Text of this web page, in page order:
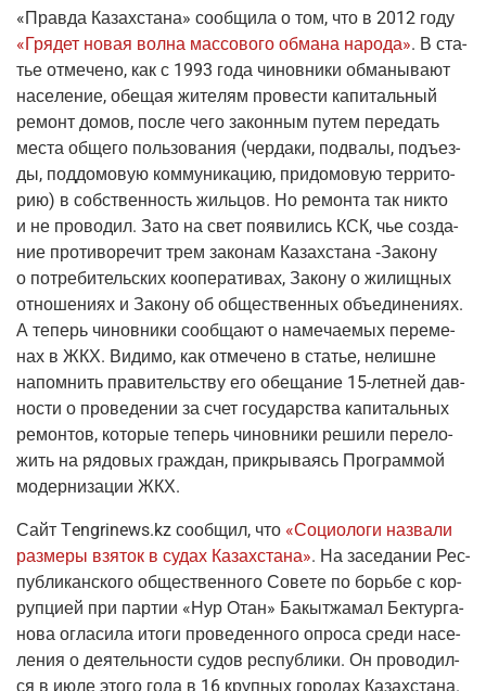
«Прав­да Казах­ста­на» сооб­щи­ла о том, что в 2012 году
«Гря­дет новая вол­на мас­со­во­го обма­на наро­да». В ста­
тье отме­че­но, как с 1993 года чинов­ни­ки обма­ны­ва­ют
насе­ле­ние, обе­щая жите­лям про­ве­сти капи­таль­ный
ремонт домов, после чего закон­ным путем пере­дать
места обще­го поль­зо­ва­ния (чер­да­ки, под­ва­лы, подъ­ез­
ды, под­до­мо­вую ком­му­ни­ка­цию, при­до­мо­вую тер­ри­то­
рию) в соб­ствен­ность жиль­цов. Но ремон­та так никто
и не про­во­дил. Зато на свет появи­лись КСК, чье созда­
ние про­ти­во­ре­чит трем зако­нам Казах­ста­на ‑Зако­ну
о потре­би­тель­ских коопе­ра­ти­вах, Зако­ну о жилищ­ных
отно­ше­ни­ях и Зако­ну об обще­ствен­ных объ­еди­не­ни­ях.
А теперь чинов­ни­ки сооб­ща­ют о наме­ча­е­мых пере­ме­
нах в ЖКХ. Види­мо, как отме­че­но в ста­тье, нелишне
напом­нить пра­ви­тель­ству его обе­ща­ние 15-лет­ней дав­
но­сти о про­ве­де­нии за счет госу­дар­ства капи­таль­ных
ремон­тов, кото­рые теперь чинов­ни­ки реши­ли пере­ло­
жить на рядо­вых граж­дан, при­кры­ва­ясь Про­грам­мой
модер­ни­за­ции ЖКХ.
Сайт Тengrinews.kz сооб­щил, что «Социо­ло­ги назва­ли
раз­ме­ры взя­ток в судах Казах­ста­на». На засе­да­нии Рес­
пуб­ли­кан­ско­го обще­ствен­но­го Сове­те по борь­бе с кор­
руп­ци­ей при пар­тии «Нур Отан» Бакыт­жа­мал Бек­тур­га­
но­ва огла­си­ла ито­ги про­ве­ден­но­го опро­са сре­ди насе­
ле­ния о дея­тель­но­сти судов рес­пуб­ли­ки. Он про­во­дил­
ся в июле это­го года в 16 круп­ных горо­дах Казах­ста­на.